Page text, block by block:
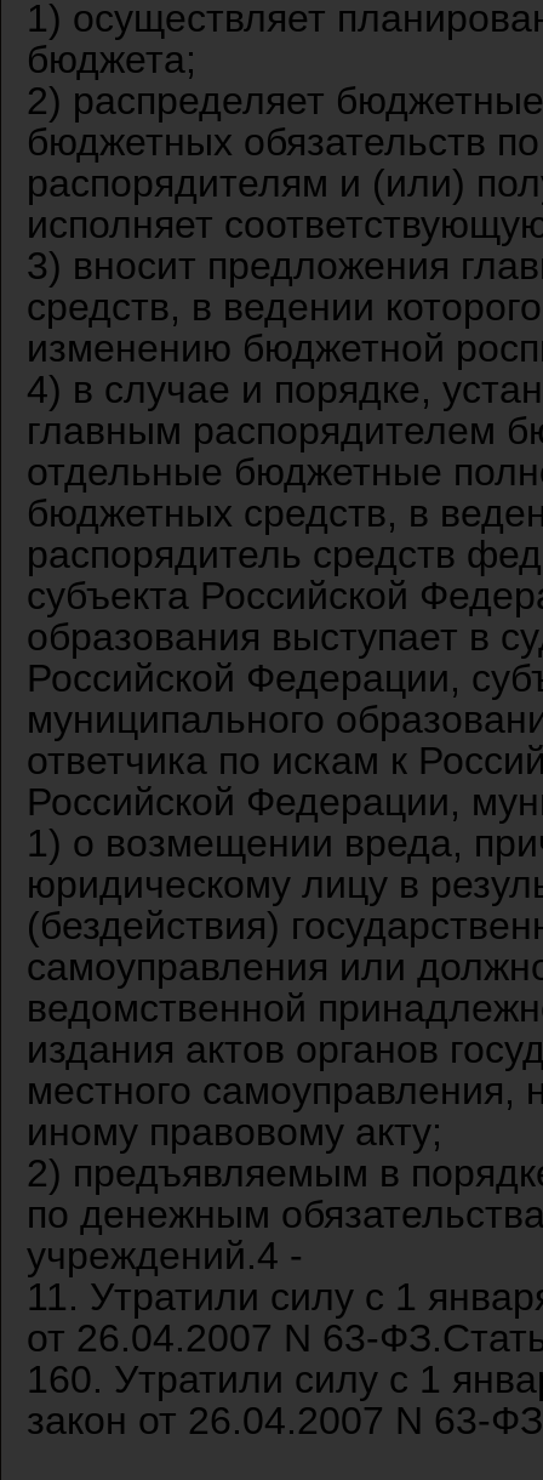
1) осуществляет
бюджета;
2) распределяет
бюджетных обязательств
распорядителям и (или)
исполняет
3) вносит предложения
средств, в ведении
изменению бюджетной
4) в случае и порядке,
главным распорядителем
отдельные бюджетные
бюджетных средств, в
распорядитель средств
субъекта Российской
образования выступает в
Российской Федерации,
муниципального
ответчика по искам к
Российской Федерации,
1) о возмещении вреда,
юридическому лицу в
(бездействия)
самоуправления или
ведомственной
издания актов органов
местного самоуправления,
иному правовому акту;
2) предъявляемым в
по денежным
учреждений.4 -
11. Утратили силу с 1
от 26.04.2007 N 63-
160. Утратили силу с 1
закон от 26.04.2007 N 63-